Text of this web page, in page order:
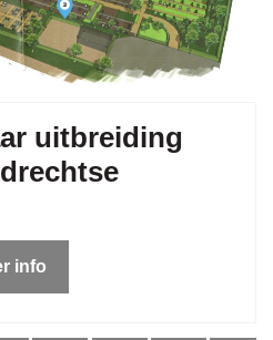
uitbreiding
info